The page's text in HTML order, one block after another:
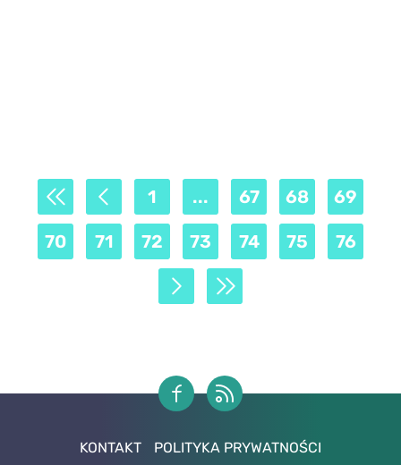
1 ... 67 68 69
70 71 72 73 74 75 76
KONTAKT POLITYKA PRYWATNOŚCI